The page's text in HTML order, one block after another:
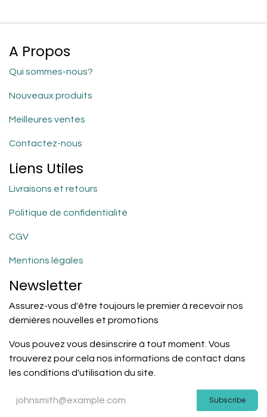
A Propos
Qui sommes-nous?
Nouveaux produits
Meilleures ventes
Contactez-nous
Liens Utiles
Livraisons et retours
Politique de confidentialité
CGV
Mentions légales
Newsletter
Assurez-vous d'être toujours le premier à recevoir nos
dernières nouvelles et promotions
Vous pouvez vous désinscrire à tout moment. Vous
trouverez pour cela nos informations de contact dans
les conditions d'utilisation du site.
Subscribe